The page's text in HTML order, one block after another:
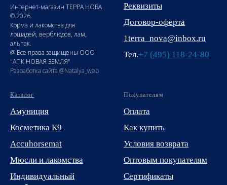
Интернет-магазин ТЕРРА НОВА
© 2026
Корма и лакомства для
лошадей, верблюдов, лам,
альпак.
@ Все права защищены ООО
"АПК НОВАЯ ЗЕМЛЯ"
Разработка сайта @Natalya_web
Реквизиты
Договор-оферта
1terra_nova@inbox.ru
Тел.+7 (495) 118-24-80
Каталог
Амуниция
Косметика К9
Accuhorsemat
Мюсли и лакомства
Индивидуальный
Покупателям
Оплата
Как купить
Условия возврата
Оптовым покупателям
Сертификаты